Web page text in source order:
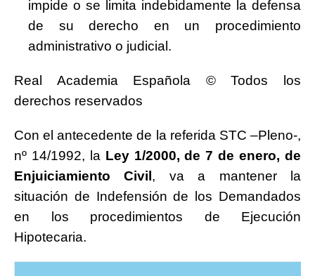
impide o se limita indebidamente la defensa
de su derecho en un procedimiento
administrativo o judicial.
Real Academia Española © Todos los
derechos reservados
Con el antecedente de la referida STC –Pleno-,
nº 14/1992, la Ley 1/2000, de 7 de enero, de
Enjuiciamiento Civil , va a mantener la
situación de Indefensión de los Demandados
en los procedimientos de Ejecución
Hipotecaria.